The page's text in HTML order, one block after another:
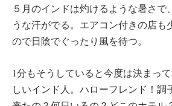
５月のインドは灼けるような暑さで
うな汗がでる。エアコン付きの店も
ので日陰でぐったり風を待つ。
1分もそうしていると今度は決まっ
しいインド人。ハローフレンド！調